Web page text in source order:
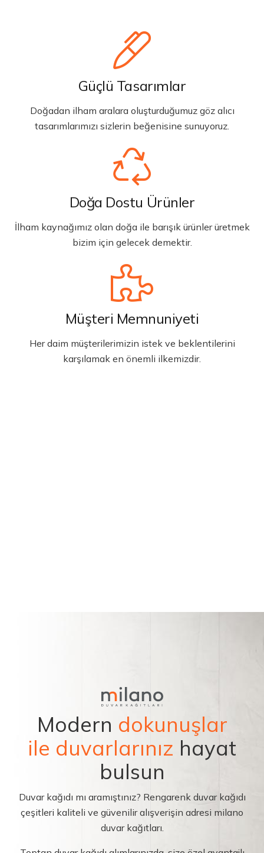
Güçlü Tasarımlar
Doğadan ilham aralara oluşturduğumuz göz alıcı
tasarımlarımızı sizlerin beğenisine sunuyoruz.
Doğa Dostu Ürünler
İlham kaynağımız olan doğa ile barışık ürünler üretmek
bizim için gelecek demektir.
Müşteri Memnuniyeti
Her daim müşterilerimizin istek ve beklentilerini
karşılamak en önemli ilkemizdir.
Modern dokunuşlar
ile duvarlarınız hayat
bulsun
Duvar kağıdı mı aramıştınız? Rengarenk duvar kağıdı
çeşitleri kaliteli ve güvenilir alışverişin adresi milano
duvar kağıtları.